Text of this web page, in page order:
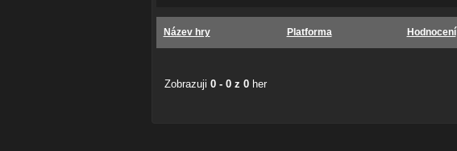
Název hry Platforma Hodnocení
Zobrazuji 0 - 0 z 0her